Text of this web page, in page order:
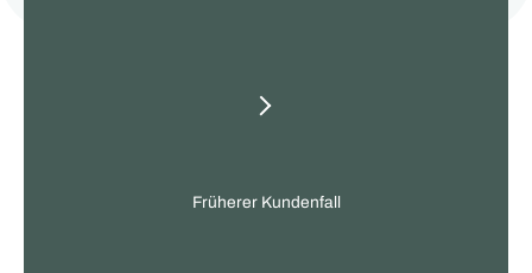
Früherer Kundenfall